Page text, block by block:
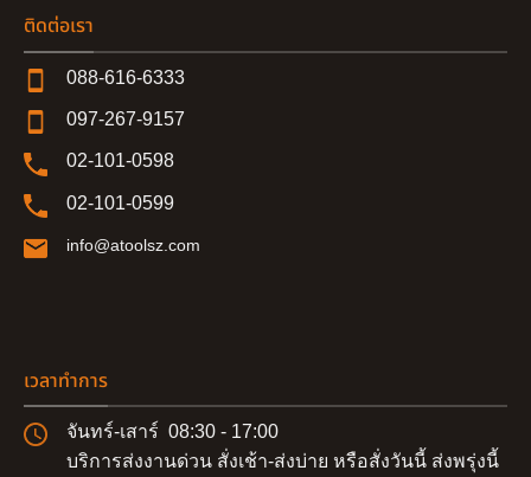
ติดต่อเรา
088-616-6333
097-267-9157
02-101-0598
02-101-0599
info@atoolsz.com
เวลาทำการ
จันทร์-เสาร์ 08:30 - 17:00
บริการส่งงานด่วน สั่งเช้า-ส่งบ่าย หรือสั่งวันนี้ ส่งพรุ่งนี้